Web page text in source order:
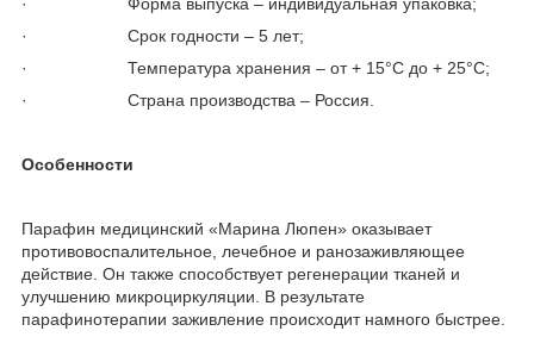
· Срок годности – 5 лет;
· Температура хранения – от + 15°С до + 25°С;
· Страна производства – Россия.
Особенности
Парафин медицинский «Марина Люпен» оказывает
противовоспалительное, лечебное и ранозаживляющее
действие. Он также способствует регенерации тканей и
улучшению микроциркуляции. В результате
парафинотерапии заживление происходит намного быстрее.